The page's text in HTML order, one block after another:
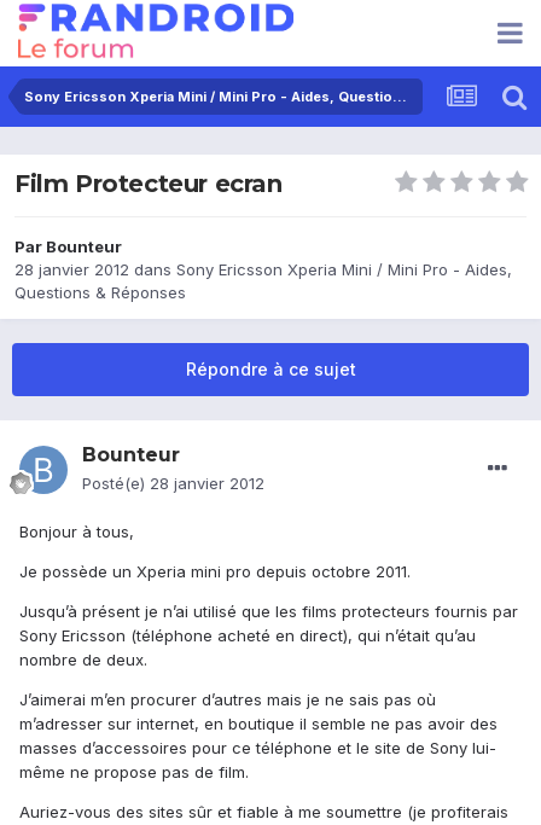
Sony Ericsson Xperia Mini / Mini Pro - Aides, Questions & Réponses
Film Protecteur ecran
Par Bounteur
28 janvier 2012 dans Sony Ericsson Xperia Mini / Mini Pro - Aides,
Questions & Réponses
Répondre à ce sujet
Bounteur
Posté(e) 28 janvier 2012
Bonjour à tous,
Je possède un Xperia mini pro depuis octobre 2011.
Jusqu’à présent je n’ai utilisé que les films protecteurs fournis par
Sony Ericsson (téléphone acheté en direct), qui n’était qu’au
nombre de deux.
J’aimerai m’en procurer d’autres mais je ne sais pas où
m’adresser sur internet, en boutique il semble ne pas avoir des
masses d’accessoires pour ce téléphone et le site de Sony lui-
même ne propose pas de film.
Auriez-vous des sites sûr et fiable à me soumettre (je profiterais